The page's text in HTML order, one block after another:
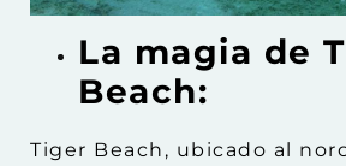
La magia de
Beach:
Tiger Beach, ubicado al